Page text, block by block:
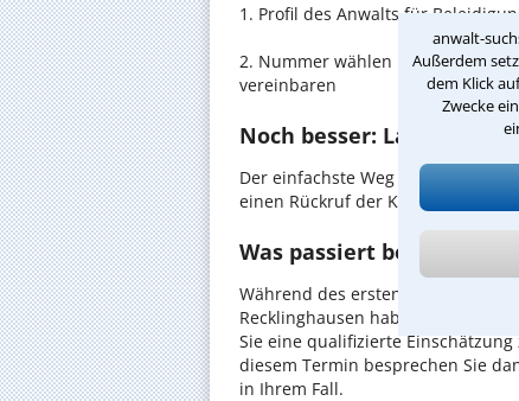
anwalt-
Außerdem
dem Klick
Zwecke
1. Profil des Anwalts für
2. Nummer wählen und direkt mit
vereinbaren
Noch besser: Lassen Sie
Der einfachste Weg zum Anwalt
einen Rückruf der Kanzlei
Was passiert beim
Während des ersten Gesprächs
Recklinghausen haben Sie die
Sie eine qualifizierte
diesem Termin besprechen Sie
in Ihrem Fall.